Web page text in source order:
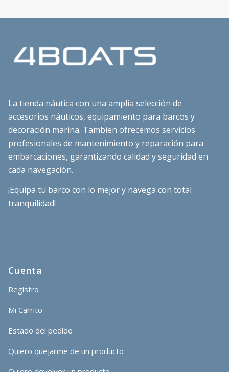
La tienda náutica con una amplia selección de
accesorios náuticos, equipamiento para barcos y
decoración marina. Tambien ofrecemos servicios
profesionales de mantenimiento y reparación para
embarcaciones, garantizando calidad y seguridad en
cada navegación.
¡Equipa tu barco con lo mejor y navega con total
tranquilidad!
Cuenta
Registro
Mi Carrito
Estado del pedido
Quiero quejarme de un producto